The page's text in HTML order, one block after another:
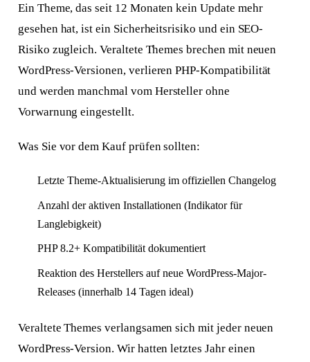
Ein Theme, das seit 12 Monaten kein Update mehr
gesehen hat, ist ein Sicherheitsrisiko und ein SEO-
Risiko zugleich. Veraltete Themes brechen mit neuen
WordPress-Versionen, verlieren PHP-Kompatibilität
und werden manchmal vom Hersteller ohne
Vorwarnung eingestellt.
Was Sie vor dem Kauf prüfen sollten:
Letzte Theme-Aktualisierung im offiziellen Changelog
Anzahl der aktiven Installationen (Indikator für
Langlebigkeit)
PHP 8.2+ Kompatibilität dokumentiert
Reaktion des Herstellers auf neue WordPress-Major-
Releases (innerhalb 14 Tagen ideal)
Veraltete Themes verlangsamen sich mit jeder neuen
WordPress-Version. Wir hatten letztes Jahr einen